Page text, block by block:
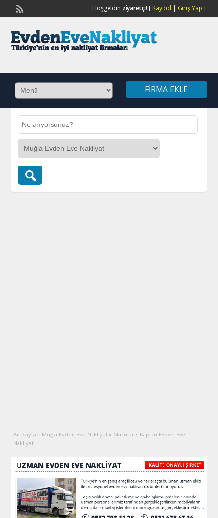
Hoşgeldin ziyaretçi![ Kaydol | Giriş Yap ]
FIRMA EKLE
Anasayfa » Muğla Evden Eve Nakliyat » Marmaris Kaplan Evden Eve
Nakliyat